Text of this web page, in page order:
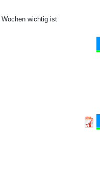
wichtig ist